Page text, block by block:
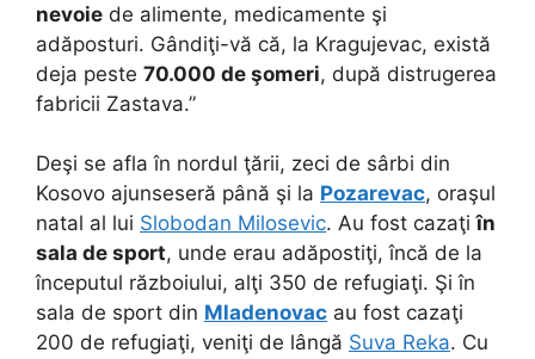
nevoie de alimente, medicamente şi
adăposturi. Gândiţi-vă că, la Kragujevac, există
deja peste 70.000 de şomeri, după distrugerea
fabricii Zastava.”
Deşi se afla în nordul ţării, zeci de sârbi din
Kosovo ajunseseră până şi la Pozarevac, oraşul
natal al lui Slobodan Milosevic. Au fost cazaţiîn
sala de sport, unde erau adăpostiţi, încă de la
începutul războiului, alţi 350 de refugiaţi. Şi în
sala de sport din Mladenovac au fost cazaţi
200 de refugiaţi, veniţi de lângă Suva Reka. Cu